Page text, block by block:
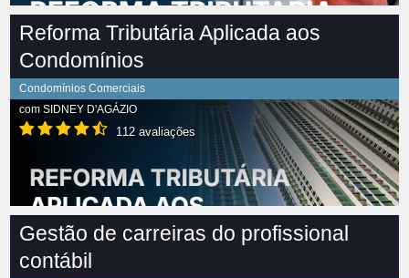
Reforma Tributária Aplicada aos
Condomínios
Condomínios Comerciais
com SIDNEY D'AGÁZIO
112 avaliações
Gestão de carreiras do profissional
contábil